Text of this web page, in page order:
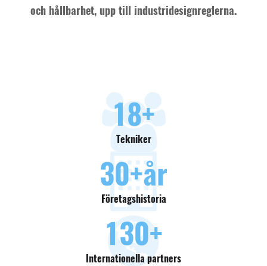
och hållbarhet, upp till industridesignreglerna.
18+
Tekniker
30+år
Företagshistoria
130+
Internationella partners